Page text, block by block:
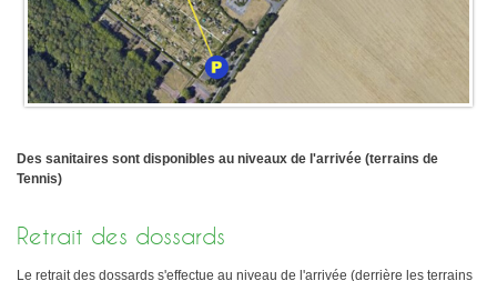
Des sanitaires sont disponibles au niveaux de l'arrivée (terrains de
Tennis)
Retrait des dossards
Le retrait des dossards s'effectue au niveau de l'arrivée (derrière les terrains